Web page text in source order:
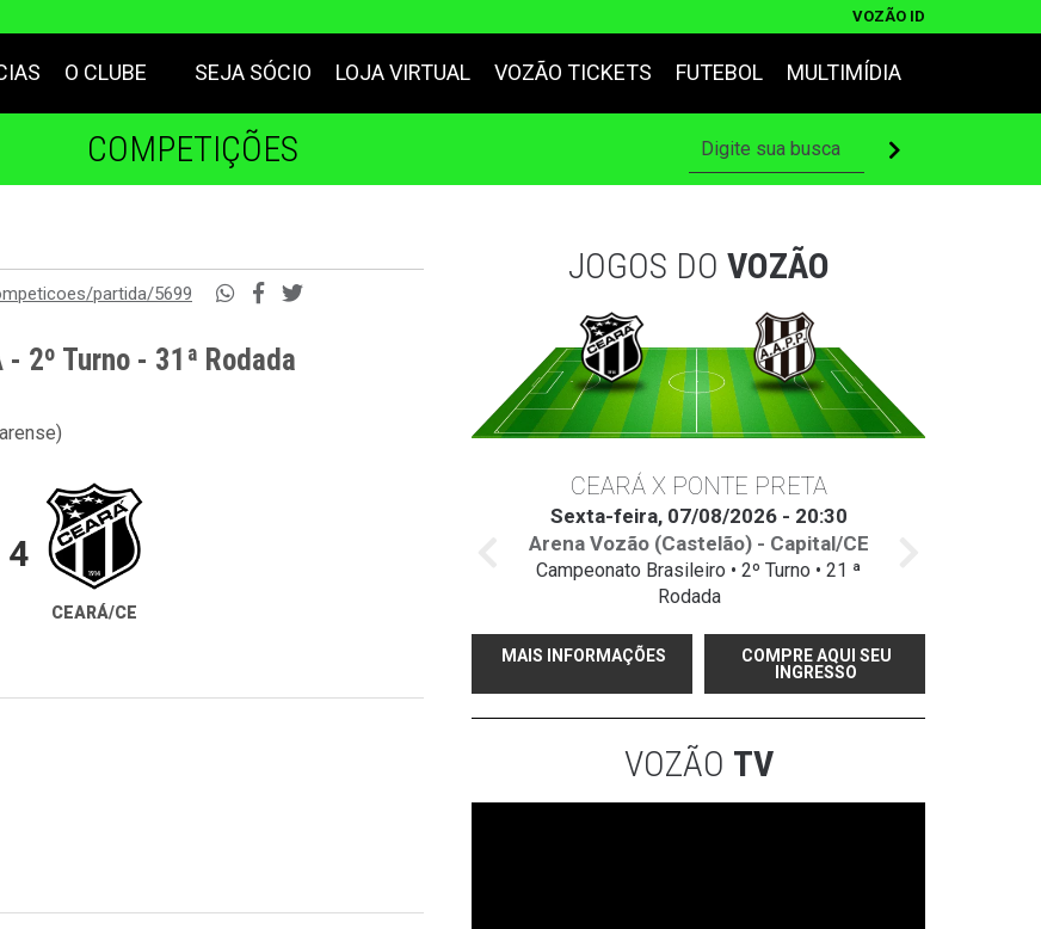
VOZÃO ID
O CLUBE SEJA SÓCIO LOJA VIRTUAL VOZÃO TICKETS FUTEBOL MULTIMÍDIA
COMPETIÇÕES
partida/5699
2º Turno - 31ª Rodada
4
CEARÁ/CE
JOGOS DO VOZÃO
CEARÁ X PONTE PRETA
Sexta-feira, 07/08/2026 - 20:30
Arena Vozão (Castelão) - Capital/CE
Campeonato Brasileiro • 2º Turno • 21 ª
Rodada
MAIS INFORMAÇÕES
COMPRE AQUI SEU
INGRESSO
VOZÃO TV